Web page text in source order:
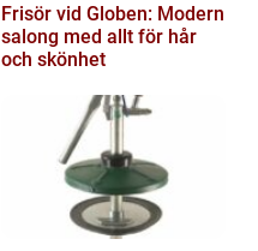
Frisör vid Globen: Modern
salong med allt för hår
och skönhet